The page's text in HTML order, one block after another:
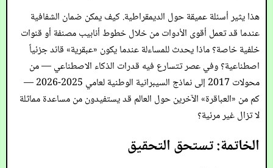
هذا يثير أسئلة عميقة حول الديمقراطية. كيف يمكن ضمان الشفافية
عندما قد تعمل أقوى الأدوات من خلال خطوط أنابيب مصنفة أو قنوات
خلفية خاصة؟ ماذا يحدث للمساءلة عندما يكون «عبقرية» قائد جزئياً
اصطناعية؟ وفي عصر تتسارع فيه قدرات الذكاء الاصطناعي — من
محولات 2017 إلى نماذج السيبرانية الوطنية لعامي 2025-2026 —
كم من «العباقرة» الآخرين حول العالم قد يستفيدون من مساعدة مماثلة
لا تزال غير مرئية؟
الخاتمة: تستحق التحقيق